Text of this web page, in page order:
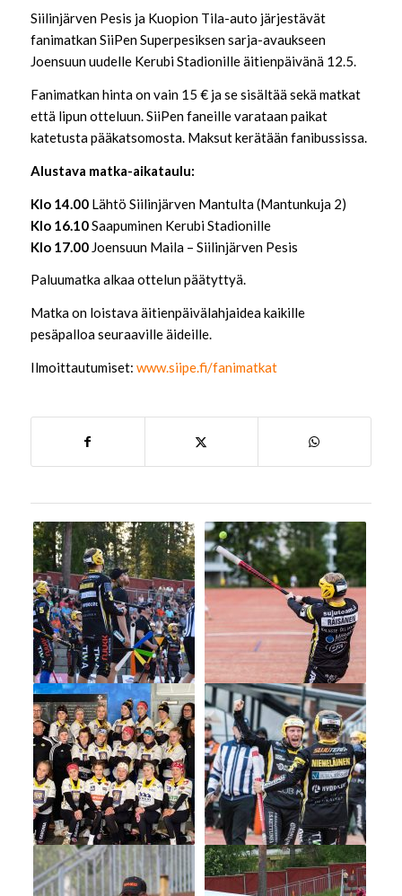
Siilinjärven Pesis ja Kuopion Tila-auto järjestävät
fanimatkan SiiPen Superpesiksen sarja-avaukseen
Joensuun uudelle Kerubi Stadionille äitienpäivänä 12.5.
Fanimatkan hinta on vain 15 € ja se sisältää sekä matkat
että lipun otteluun. SiiPen faneille varataan paikat
katetusta pääkatsomosta. Maksut kerätään fanibussissa.
Alustava matka-aikataulu:
Klo 14.00Lähtö Siilinjärven Mantulta (Mantunkuja 2)
Klo 16.10Saapuminen Kerubi Stadionille
Klo 17.00Joensuun Maila – Siilinjärven Pesis
Paluumatka alkaa ottelun päätyttyä.
Matka on loistava äitienpäivälahjaidea kaikille
pesäpalloa seuraaville äideille.
Ilmoittautumiset: www.siipe.fi/fanimatkat